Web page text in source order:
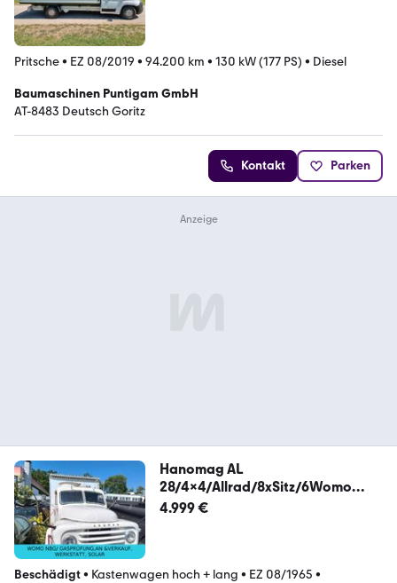
Pritsche• EZ 08/2019 • 94.200 km • 130 kW (177 PS) • Diesel
Baumaschinen Puntigam GmbH
AT-8483 Deutsch Goritz
Kontakt Parken
Hanomag AL
28/4x4/Allrad/8xSitz/6Womo
Zulas/U.ZONEFREI
4.999 €
Beschädigt• Kastenwagen hoch + lang • EZ 08/1965 •